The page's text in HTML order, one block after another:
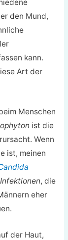
den Mund,
kann.
Art der
Menschen
ist die
Wenn
ist, meinen
, die
eher
der Haut,